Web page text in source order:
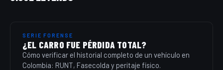
SERIE FORENSE
¿EL CARRO FUE PÉRDIDA TOTAL?
Cómo verificar el historial completo de un vehículo en
Colombia: RUNT, Fasecolda y peritaje físico.